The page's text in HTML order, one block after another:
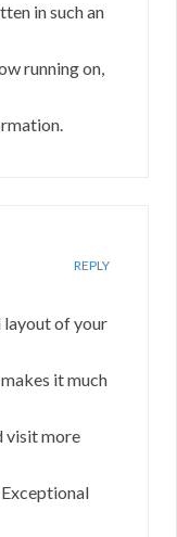
in such an
running on,
REPLY
layout of your
it much
visit more